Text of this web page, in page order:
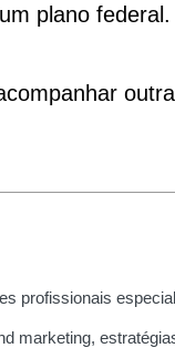
plano federal.
profissionais
marketing,